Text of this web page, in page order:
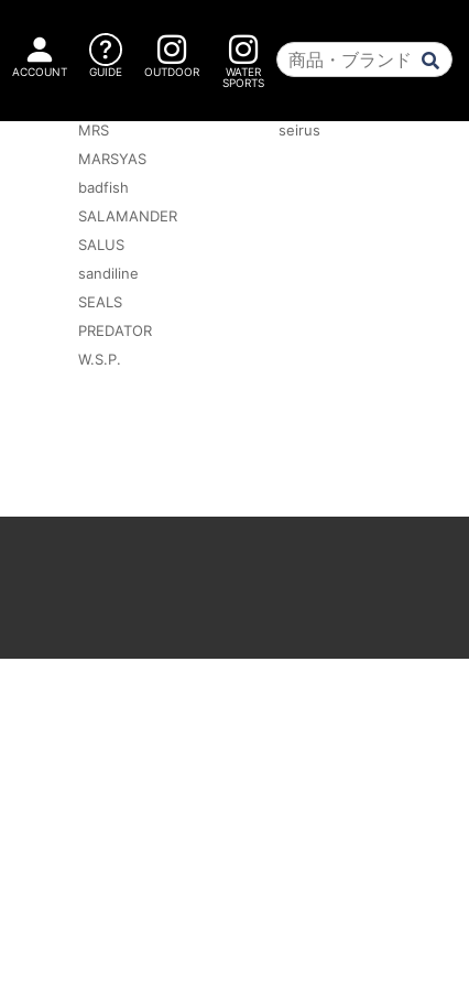
ACCOUNT GUIDE OUTDOOR
WATER
SPORTS
MRS
MARSYAS
badfish
SALAMANDER
SALUS
sandiline
SEALS
PREDATOR
W.S.P.
seirus